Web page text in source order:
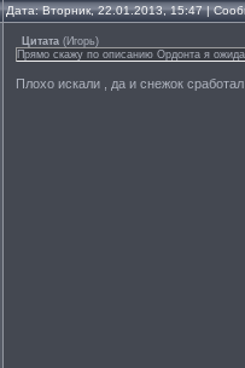
Дата: Вторник, 22.01.2013, 15:47 |
Цитата (Игорь)
Прямо скажу по описанию Ордонта я
Плохо искали , да и снежок